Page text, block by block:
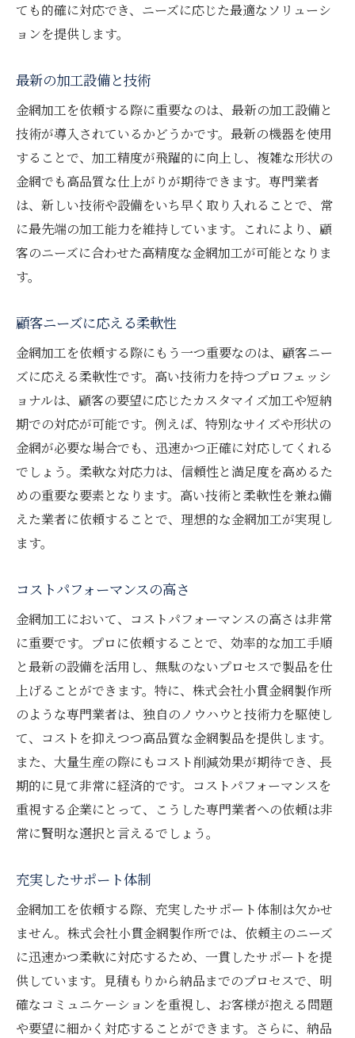
ても的確に対応でき、ニーズに応じた最適なソリューシ
ョンを提供します。
最新の加工設備と技術
金網加工を依頼する際に重要なのは、最新の加工設備と
技術が導入されているかどうかです。最新の機器を使用
することで、加工精度が飛躍的に向上し、複雑な形状の
金網でも高品質な仕上がりが期待できます。専門業者
は、新しい技術や設備をいち早く取り入れることで、常
に最先端の加工能力を維持しています。これにより、顧
客のニーズに合わせた高精度な金網加工が可能となりま
す。
顧客ニーズに応える柔軟性
金網加工を依頼する際にもう一つ重要なのは、顧客ニー
ズに応える柔軟性です。高い技術力を持つプロフェッシ
ョナルは、顧客の要望に応じたカスタマイズ加工や短納
期での対応が可能です。例えば、特別なサイズや形状の
金網が必要な場合でも、迅速かつ正確に対応してくれる
でしょう。柔軟な対応力は、信頼性と満足度を高めるた
めの重要な要素となります。高い技術と柔軟性を兼ね備
えた業者に依頼することで、理想的な金網加工が実現し
ます。
コストパフォーマンスの高さ
金網加工において、コストパフォーマンスの高さは非常
に重要です。プロに依頼することで、効率的な加工手順
と最新の設備を活用し、無駄のないプロセスで製品を仕
上げることができます。特に、株式会社小貫金網製作所
のような専門業者は、独自のノウハウと技術力を駆使し
て、コストを抑えつつ高品質な金網製品を提供します。
また、大量生産の際にもコスト削減効果が期待でき、長
期的に見て非常に経済的です。コストパフォーマンスを
重視する企業にとって、こうした専門業者への依頼は非
常に賢明な選択と言えるでしょう。
充実したサポート体制
金網加工を依頼する際、充実したサポート体制は欠かせ
ません。株式会社小貫金網製作所では、依頼主のニーズ
に迅速かつ柔軟に対応するため、一貫したサポートを提
供しています。見積もりから納品までのプロセスで、明
確なコミュニケーションを重視し、お客様が抱える問題
や要望に細かく対応することができます。さらに、納品